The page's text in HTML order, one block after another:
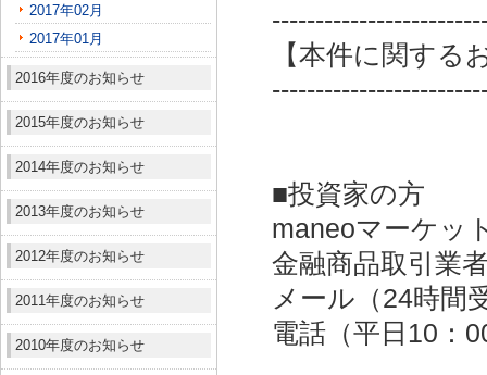
2017年02月
2017年01月
2016年度のお知らせ
2015年度のお知らせ
2014年度のお知らせ
2013年度のお知らせ
2012年度のお知らせ
2011年度のお知らせ
2010年度のお知らせ
【本件に関する
■投資家の方
maneoマーケッ
金融商品取引業
メール（24時間
電話（平日10：